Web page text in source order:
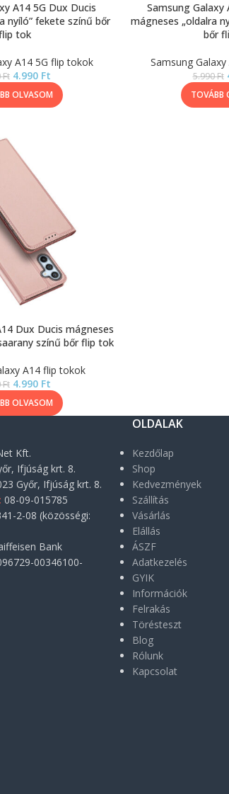
A14 5G Dux Ducis
nyíló” fekete színű bőr
tok
A14 5G flip tokok
Ft 4.990 Ft
OLVASOM
Samsung Galaxy
mágneses „oldalra
bőr
Samsung
5.990Ft
TOVÁBB
Dux Ducis mágneses
színű bőr flip tok
A14 flip tokok
Ft 4.990 Ft
OLVASOM
Kft.
Ifjúság krt. 8.
Győr, Ifjúság krt. 8.
08-09-015785
2-08 (közösségi:
Bank
00346100-
OLDALAK
Kezdőlap
Shop
Kedvezmények
Szállítás
Vásárlás
Elállás
ÁSZF
Adatkezelés
GYIK
Információk
Felrakás
Törésteszt
Blog
Rólunk
Kapcsolat